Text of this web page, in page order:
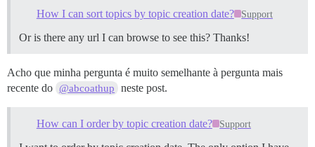
How I can sort topics by topic creation date? Support
Or is there any url I can browse to see this? Thanks!
Acho que minha pergunta é muito semelhante à pergunta mais
recente do @abcoathup neste post.
How can I order by topic creation date? Support